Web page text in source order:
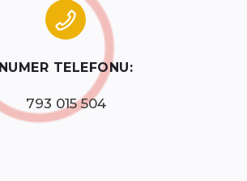
NUMER TELEFONU:
793 015 504